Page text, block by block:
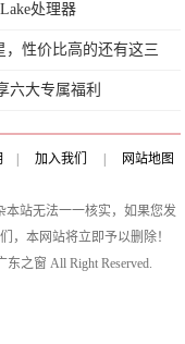
处理器
，性价比高的还有这三
六大专属福利
加入我们
网站地图
站无法一一核实，如果您发
，本网站将立即予以删除！
东之窗 All Right Reserved.